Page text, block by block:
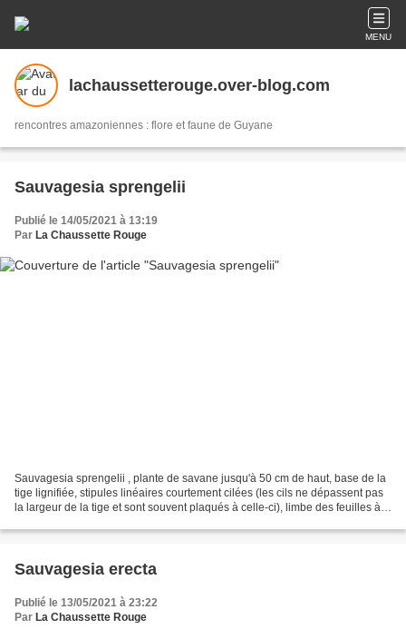
MENU
lachaussetterouge.over-blog.com
rencontres amazoniennes : flore et faune de Guyane
Sauvagesia sprengelii
Publié le 14/05/2021 à 13:19
Par La Chaussette Rouge
Sauvagesia sprengelii , plante de savane jusqu'à 50 cm de haut, base de la
tige lignifiée, stipules linéaires courtement cilées (les cils ne dépassent pas
la largeur de la tige et sont souvent plaqués à celle-ci), limbe des feuilles à
Sauvagesia erecta
Publié le 13/05/2021 à 23:22
Par La Chaussette Rouge